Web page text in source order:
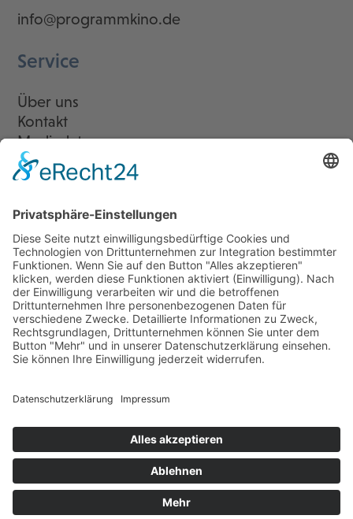
info@programmkino.de
Service
Über uns
Kontakt
Mediadaten
Newsletter
LogIn
Legal
Impressum
Datenschutzerklärung
Cookie-Einstellungen
Programmkino.de richtet sich an Film- und Kinobegeisterte jeden
Geschlechts. Zur besseren Lesbarkeit haben wir uns aber entschlossen,
auf eine Doppelnennung oder Genderzeichen zu verzichten. Wo möglich